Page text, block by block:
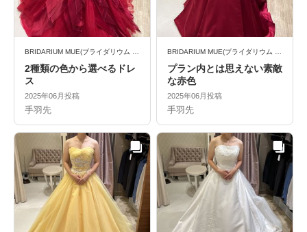
2種類の色から選べるドレ
ス
2025年06月投稿
手羽先
プラン内とは思えない素敵
な赤色
2025年06月投稿
手羽先